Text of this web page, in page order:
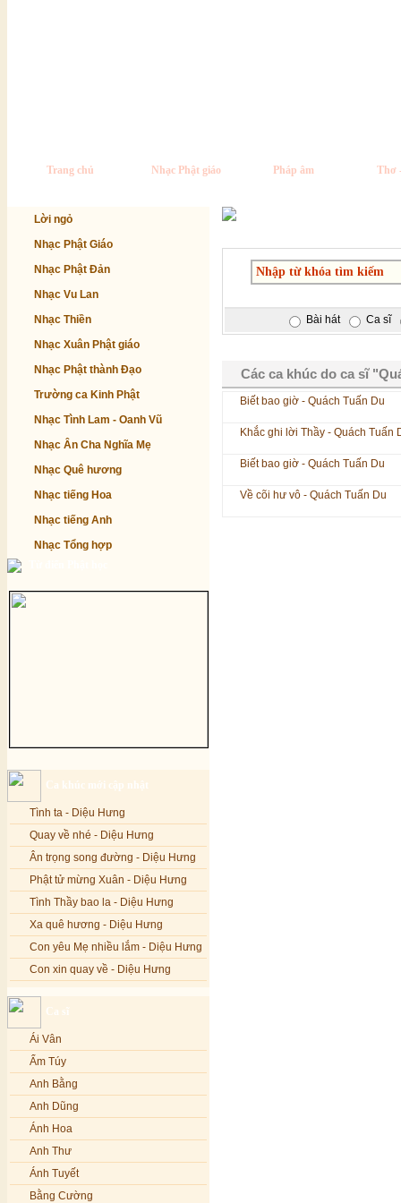
Trang chủ Nhạc Phật giáo Pháp âm Thơ
Lời ngỏ
Nhạc Phật Giáo
Nhạc Phật Đản
Nhạc Vu Lan
Nhạc Thiền
Nhạc Xuân Phật giáo
Nhạc Phật thành Đạo
Trường ca Kinh Phật
Nhạc Tình Lam - Oanh Vũ
Nhạc Ân Cha Nghĩa Mẹ
Nhạc Quê hương
Nhạc tiếng Hoa
Nhạc tiếng Anh
Nhạc Tổng hợp
Ca khúc mới cập nhật
Tình ta - Diệu Hưng
Quay về nhé - Diệu Hưng
Ân trọng song đường - Diệu Hưng
Phật tử mừng Xuân - Diệu Hưng
Tình Thầy bao la - Diệu Hưng
Xa quê hương - Diệu Hưng
Con yêu Mẹ nhiều lắm - Diệu Hưng
Con xin quay về - Diệu Hưng
Nếu xa Phật - Diệu Hưng
Tình Lam - Kim Khánh & Hoàng
Vĩnh
Xin cho con niềm tin - Kim Linh
Quán Âm Mẹ hiền - Kim Linh
Nhạc niệm Nam Mô A Di Đà Phật -
Kim Linh
Mẹ Từ Bi - Kim Linh
12 Lời nguyện của Bồ tát Quán Thế
Âm - Kim Linh
Ca sĩ
Ái Vân
Ẩm Túy
Anh Bằng
Anh Dũng
Ánh Hoa
Anh Thư
Ánh Tuyết
Bằng Cường
Bài hát Ca sĩ
Các ca khúc do ca sĩ
Biết bao giờ - Quách Tuấn Du
Khắc ghi lời Thầy - Quách Tuấn
Biết bao giờ - Quách Tuấn Du
Về cõi hư vô - Quách Tuấn Du